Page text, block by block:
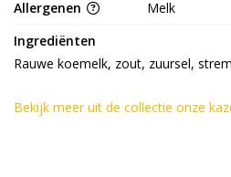
Allergenen
Melk
Ingrediënten
Rauwe koemelk, zout, zuursel,
Bekijk meer uit de collectie onze